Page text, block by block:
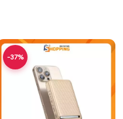
-37%